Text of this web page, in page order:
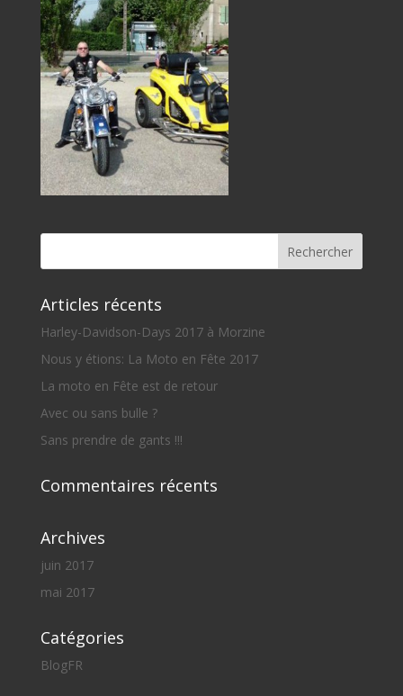
Articles récents
Harley-Davidson-Days 2017 à Morzine
Nous y étions: La Moto en Fête 2017
La moto en Fête est de retour
Avec ou sans bulle ?
Sans prendre de gants !!!
Commentaires récents
Archives
juin 2017
mai 2017
Catégories
BlogFR